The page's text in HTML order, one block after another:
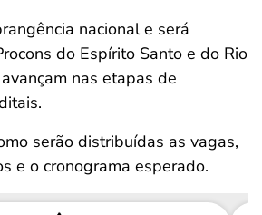
nacional e será
do Espírito Santo e do Rio
nas etapas de
serão distribuídas as vagas,
e o cronograma esperado.